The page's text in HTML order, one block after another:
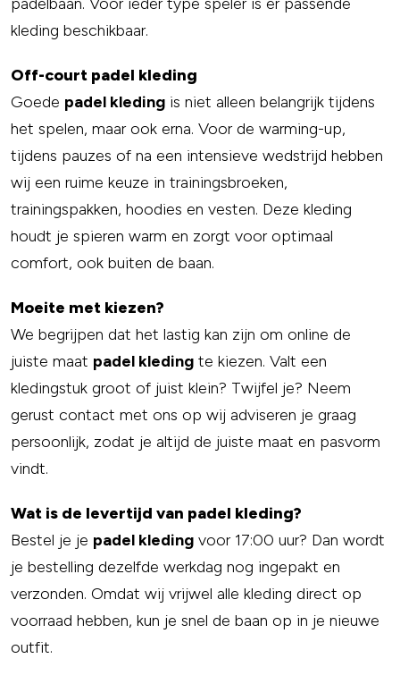
kleding beschikbaar.
Off-court padel kleding
Goede padel kleding is niet alleen belangrijk tijdens
het spelen, maar ook erna. Voor de warming-up,
tijdens pauzes of na een intensieve wedstrijd hebben
wij een ruime keuze in trainingsbroeken,
trainingspakken, hoodies en vesten. Deze kleding
houdt je spieren warm en zorgt voor optimaal
comfort, ook buiten de baan.
Moeite met kiezen?
We begrijpen dat het lastig kan zijn om online de
juiste maat padel kleding te kiezen. Valt een
kledingstuk groot of juist klein? Twijfel je? Neem
gerust contact met ons op wij adviseren je graag
persoonlijk, zodat je altijd de juiste maat en pasvorm
vindt.
Wat is de levertijd van padel kleding?
Bestel je je padel kleding voor 17:00 uur? Dan wordt
je bestelling dezelfde werkdag nog ingepakt en
verzonden. Omdat wij vrijwel alle kleding direct op
voorraad hebben, kun je snel de baan op in je nieuwe
outfit.